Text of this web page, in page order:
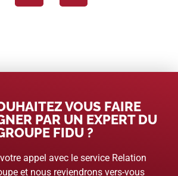
VOUS FAIRE
PAR UN EXPERT DU
FIDU ?
appel avec le service Relation
et nous reviendrons vers-vous